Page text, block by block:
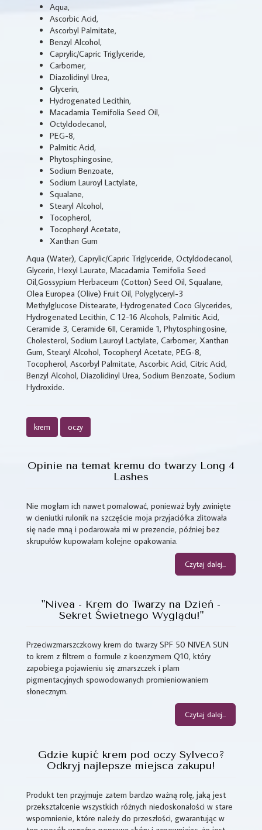
Aqua,
Ascorbic Acid,
Ascorbyl Palmitate,
Benzyl Alcohol,
Caprylic/Capric Triglyceride,
Carbomer,
Diazolidinyl Urea,
Glycerin,
Hydrogenated Lecithin,
Macadamia Ternifolia Seed Oil,
Octyldodecanol,
PEG-8,
Palmitic Acid,
Phytosphingosine,
Sodium Benzoate,
Sodium Lauroyl Lactylate,
Squalane,
Stearyl Alcohol,
Tocopherol,
Tocopheryl Acetate,
Xanthan Gum
Aqua (Water), Caprylic/Capric Triglyceride, Octyldodecanol,
Glycerin, Hexyl Laurate, Macadamia Ternifolia Seed
Oil,Gossypium Herbaceum (Cotton) Seed Oil, Squalane,
Olea Europea (Olive) Fruit Oil, Polyglyceryl-3
Methylglucose Distearate, Hydrogenated Coco Glycerides,
Hydrogenated Lecithin, C 12-16 Alcohols, Palmitic Acid,
Ceramide 3, Ceramide 6II, Ceramide 1, Phytosphingosine,
Cholesterol, Sodium Lauroyl Lactylate, Carbomer, Xanthan
Gum, Stearyl Alcohol, Tocopheryl Acetate, PEG-8,
Tocopherol, Ascorbyl Palmitate, Ascorbic Acid, Citric Acid,
Benzyl Alcohol, Diazolidinyl Urea, Sodium Benzoate, Sodium
Hydroxide.
krem oczy
Opinie na temat kremu do twarzy Long 4
Lashes
Nie mogłam ich nawet pomalować, ponieważ były zwinięte
w cieniutki rulonik na szczęście moja przyjaciółka zlitowała
się nade mną i podarowała mi w prezencie, później bez
skrupułów kupowałam kolejne opakowania.
Czytaj dalej...
"Nivea - Krem do Twarzy na Dzień -
Sekret Świetnego Wyglądu!"
Przeciwzmarszczkowy krem do twarzy SPF 50 NIVEA SUN
to krem z filtrem o formule z koenzymem Q10, który
zapobiega pojawieniu się zmarszczek i plam
pigmentacyjnych spowodowanych promieniowaniem
słonecznym.
Czytaj dalej...
Gdzie kupić krem pod oczy Sylveco?
Odkryj najlepsze miejsca zakupu!
Produkt ten przyjmuje zatem bardzo ważną rolę, jaką jest
przekształcenie wszystkich różnych niedoskonałości w stare
wspomnienie, które należy do przeszłości, gwarantując w